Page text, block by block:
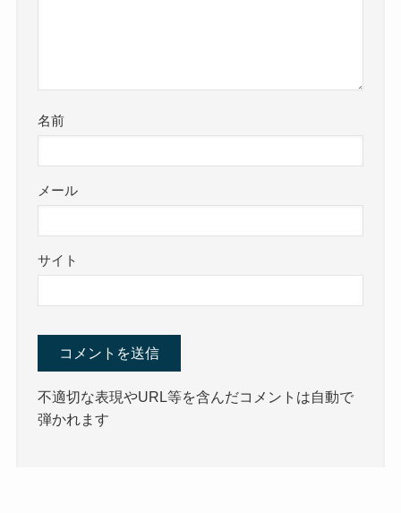
名前
メール
サイト
不適切な表現やURL等を含んだコメントは自動で
弾かれます